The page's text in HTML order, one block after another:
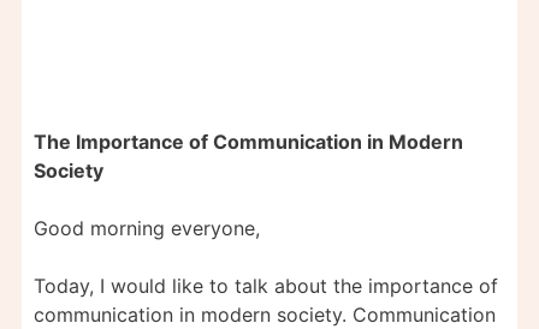
The Importance of Communication in Modern
Society
Good morning everyone,
Today, I would like to talk about the importance of
communication in modern society. Communication